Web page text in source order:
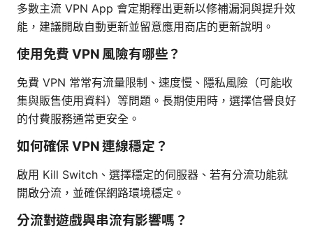
多數主流 VPN App 會定期釋出更新以修補漏洞與提升效
能，建議開啟自動更新並留意應用商店的更新說明。
使用免費 VPN 風險有哪些？
免費 VPN 常常有流量限制、速度慢、隱私風險（可能收
集與販售使用資料）等問題。長期使用時，選擇信譽良好
的付費服務通常更安全。
如何確保 VPN 連線穩定？
啟用 Kill Switch、選擇穩定的伺服器、若有分流功能就
開啟分流，並確保網路環境穩定。
分流對遊戲與串流有影響嗎？